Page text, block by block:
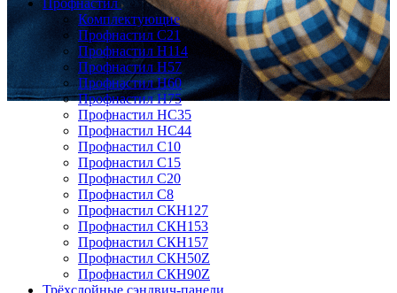
Профнастил
Комплектующие
Профнастил C21
Профнастил Н114
Профнастил Н57
Профнастил Н60
Профнастил Н75
Профнастил НС35
Профнастил НС44
Профнастил С10
Профнастил С15
Профнастил С20
Профнастил С8
Профнастил СКН127
Профнастил СКН153
Профнастил СКН157
Профнастил СКН50Z
Профнастил СКН90Z
Трёхслойные сэндвич-панели